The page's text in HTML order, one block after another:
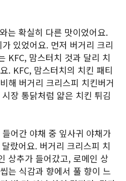
는 확실히 다른 맛이었어요.
있었어요. 먼저 버거리 크리
KFC, 맘스터치 것과 달리 치
. KFC, 맘스터치의 치킨 패티
해 버거리 크리스피 치킨버거
장 통닭처럼 얇은 치킨 튀김
어간 야채 중 잎사귀 야채가
랐어요. 버거리 크리스피 치
상추가 들어갔고, 로메인 상
는 식감과 향에서 풀 향이 느